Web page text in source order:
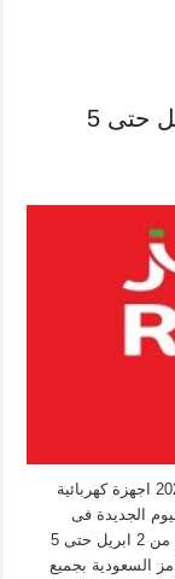
عروض رامز السعودية اليوم 2 ابريل حتى 5
عروض رامز السعودية اليوم 2 ابريل حتى 5 ابريل 2026 اجهزة كهربائية
الجديدة فى
صفحة واحدة – عروض رامز السعودية 2026 – و ذلك من 2 ابريل حتى 5
رامز السعودية بجميع